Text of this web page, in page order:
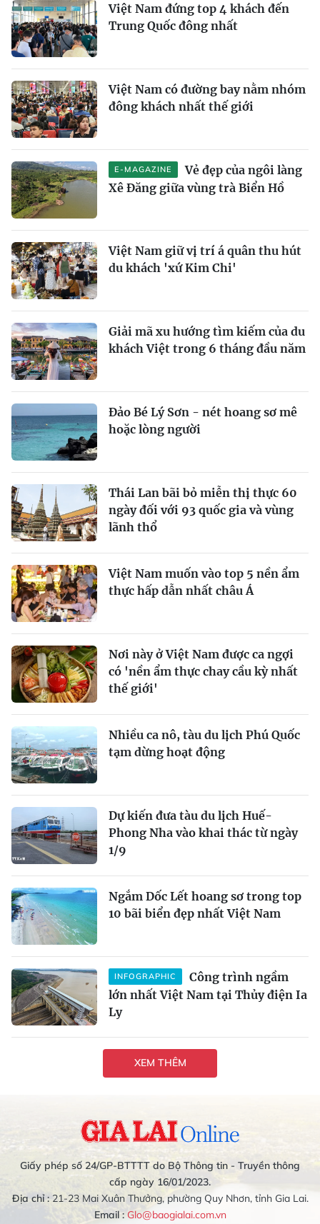
Việt Nam đứng top 4 khách đến
Trung Quốc đông nhất
Việt Nam có đường bay nằm nhóm
đông khách nhất thế giới
E-MAGAZINE
Vẻ đẹp của ngôi làng
Xê Đăng giữa vùng trà Biển Hồ
Việt Nam giữ vị trí á quân thu hút
du khách 'xứ Kim Chi'
Giải mã xu hướng tìm kiếm của du
khách Việt trong 6 tháng đầu năm
Đảo Bé Lý Sơn - nét hoang sơ mê
hoặc lòng người
Thái Lan bãi bỏ miễn thị thực 60
ngày đối với 93 quốc gia và vùng
lãnh thổ
Việt Nam muốn vào top 5 nền ẩm
thực hấp dẫn nhất châu Á
Nơi này ở Việt Nam được ca ngợi
có 'nền ẩm thực chay cầu kỳ nhất
thế giới'
Nhiều ca nô, tàu du lịch Phú Quốc
tạm dừng hoạt động
Dự kiến đưa tàu du lịch Huế-
Phong Nha vào khai thác từ ngày
1/9
Ngắm Dốc Lết hoang sơ trong top
10 bãi biển đẹp nhất Việt Nam
INFOGRAPHIC
Công trình ngầm
lớn nhất Việt Nam tại Thủy điện Ia
Ly
XEM THÊM
Giấy phép số 24/GP-BTTTT do Bộ Thông tin - Truyền thông
cấp ngày 16/01/2023.
Địa chỉ :21-23 Mai Xuân Thưởng, phường Quy Nhơn, tỉnh Gia Lai.
Email : Glo@baogialai.com.vn